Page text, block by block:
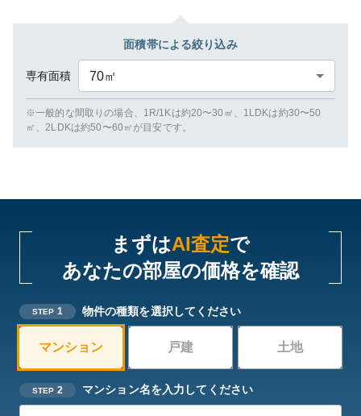
面積帯による絞り込み
専有面積 70㎡
※一般的な間取りの場合、1R/1Kは約20〜30㎡、1LDKは約30〜50
㎡、2LDKは約50〜60㎡が目安です。
まずはAI査定で
あなたの部屋の価格を確認
STEP 1 物件の種類を選択してください
マンション 戸建 土地
STEP 2 マンション名を入力してください